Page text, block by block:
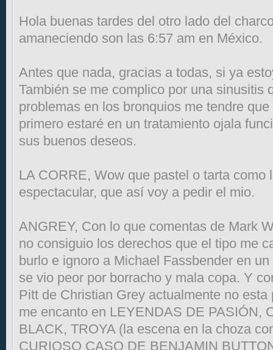
Hola buenas tardes del otro lado del
amaneciendo son las 6:57 am en México.
Antes que nada, gracias a todas, si ya
También se me complico por una sinusitis
problemas en los bronquios me tendre
primero estaré en un tratamiento ojala
sus buenos deseos.
LA CORRE, Wow que pastel o tarta como
espectacular, que así voy a pedir el mio.
ANGREY, Con lo que comentas de Mark
no consiguio los derechos que el tipo me
burlo e ignoro a Michael Fassbender en
se vio peor por borracho y mala copa. Y
Pitt de Christian Grey actualmente no
me encanto en LEYENDAS DE PASIÓN,
BLACK, TROYA (la escena en la choza
CURIOSO CASO DE BENJAMIN